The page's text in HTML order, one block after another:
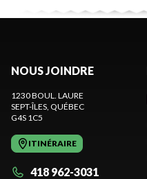
NOUS JOINDRE
1230 BOUL. LAURE
SEPT-ÎLES, QUÉBEC
G4S 1C5
ITINÉRAIRE
418 962-3031